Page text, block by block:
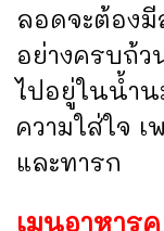
ลอดจะต้อง
อย่างครบถ้ว
ไปอยู่ในน้ำน
ความใส่ใจ
และทารก
เมนูอาหา